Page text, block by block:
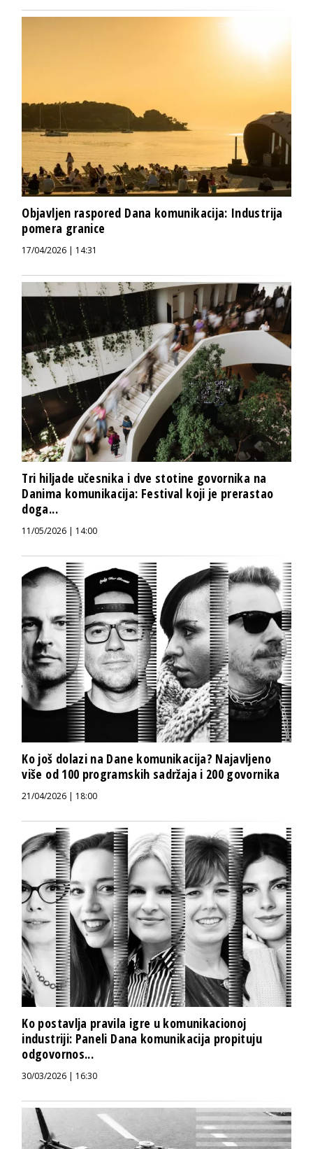
Objavljen raspored Dana komunikacija: Industrija
pomera granice
17/04/2026 | 14:31
Tri hiljade učesnika i dve stotine govornika na
Danima komunikacija: Festival koji je prerastao
doga...
11/05/2026 | 14:00
Ko još dolazi na Dane komunikacija? Najavljeno
više od 100 programskih sadržaja i 200 govornika
21/04/2026 | 18:00
Ko postavlja pravila igre u komunikacionoj
industriji: Paneli Dana komunikacija propituju
odgovornos...
30/03/2026 | 16:30